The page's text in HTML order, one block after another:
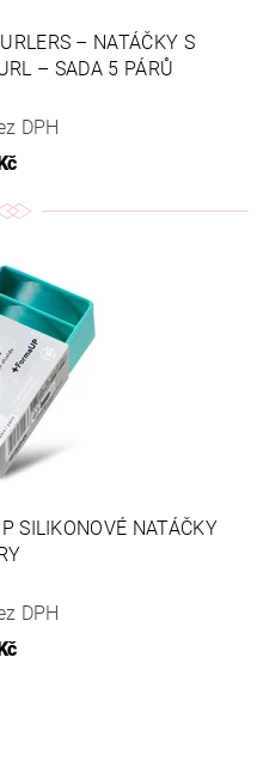
– NATÁČKY S
– SADA 5 PÁRŮ
DPH
SILIKONOVÉ NATÁČKY
DPH